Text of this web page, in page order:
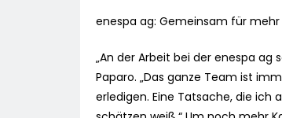
enespa ag: Gemeinsam für
„An der Arbeit bei der enespa ag
Paparo. „Das ganze Team ist
erledigen. Eine Tatsache, die